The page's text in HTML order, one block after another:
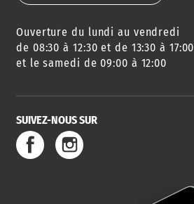
Ouverture du lundi au vendredi
de 08:30 à 12:30 et de 13:30 à 17:00
et le samedi de 09:00 à 12:00
SUIVEZ-NOUS SUR